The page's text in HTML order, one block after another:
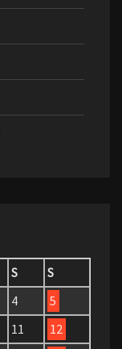
S
S
4
5
11
12